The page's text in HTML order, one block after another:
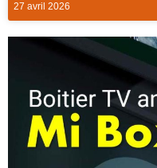
27 avril 2026